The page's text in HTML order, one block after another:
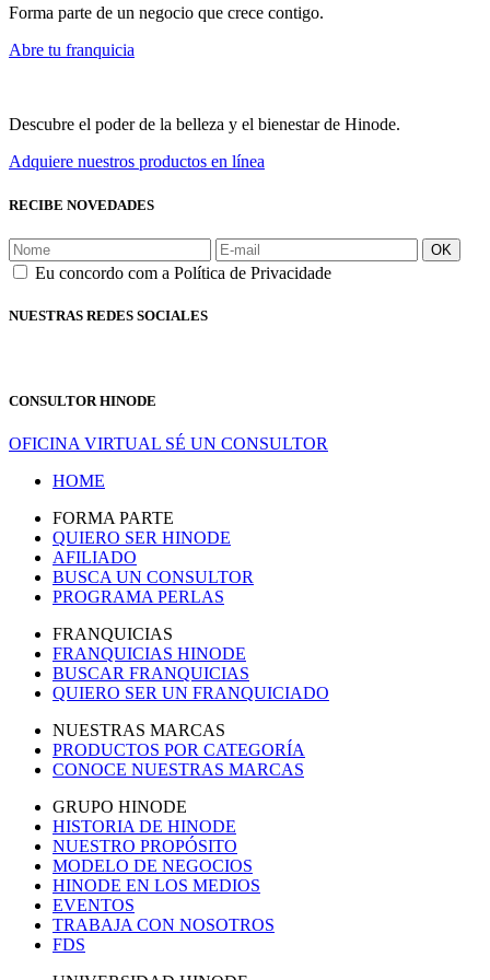
Forma parte de un negocio que crece contigo.
Abre tu franquicia
Descubre el poder de la belleza y el bienestar de Hinode.
Adquiere nuestros productos en línea
RECIBE NOVEDADES
OK
Eu concordo com a Política de Privacidade
NUESTRAS REDES SOCIALES
CONSULTOR HINODE
OFICINA VIRTUAL SÉ UN CONSULTOR
HOME
FORMA PARTE
QUIERO SER HINODE
AFILIADO
BUSCA UN CONSULTOR
PROGRAMA PERLAS
FRANQUICIAS
FRANQUICIAS HINODE
BUSCAR FRANQUICIAS
QUIERO SER UN FRANQUICIADO
NUESTRAS MARCAS
PRODUCTOS POR CATEGORÍA
CONOCE NUESTRAS MARCAS
GRUPO HINODE
HISTORIA DE HINODE
NUESTRO PROPÓSITO
MODELO DE NEGOCIOS
HINODE EN LOS MEDIOS
EVENTOS
TRABAJA CON NOSOTROS
FDS